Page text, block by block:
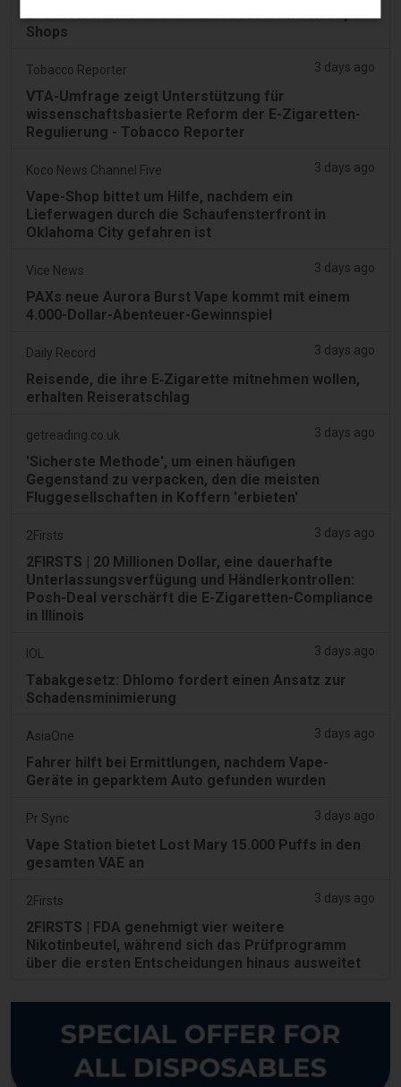
Shops
Tobacco Reporter 3 days ago
VTA-Umfrage zeigt Unterstützung für
wissenschaftsbasierte Reform der E-Zigaretten-
Regulierung - Tobacco Reporter
Koco News Channel Five 3 days ago
Vape-Shop bittet um Hilfe, nachdem ein
Lieferwagen durch die Schaufensterfront in
Oklahoma City gefahren ist
Vice News 3 days ago
PAXs neue Aurora Burst Vape kommt mit einem
4.000-Dollar-Abenteuer-Gewinnspiel
Daily Record 3 days ago
Reisende, die ihre E‑Zigarette mitnehmen wollen,
erhalten Reiseratschlag
getreading.co.uk 3 days ago
'Sicherste Methode', um einen häufigen
Gegenstand zu verpacken, den die meisten
Fluggesellschaften in Koffern 'erbieten'
2Firsts 3 days ago
2FIRSTS | 20 Millionen Dollar, eine dauerhafte
Unterlassungsverfügung und Händlerkontrollen:
Posh-Deal verschärft die E-Zigaretten-Compliance
in Illinois
IOL 3 days ago
Tabakgesetz: Dhlomo fordert einen Ansatz zur
Schadensminimierung
AsiaOne 3 days ago
Fahrer hilft bei Ermittlungen, nachdem Vape-
Geräte in geparktem Auto gefunden wurden
Pr Sync 3 days ago
Vape Station bietet Lost Mary 15.000 Puffs in den
gesamten VAE an
2Firsts 3 days ago
2FIRSTS | FDA genehmigt vier weitere
Nikotinbeutel, während sich das Prüfprogramm
über die ersten Entscheidungen hinaus ausweitet